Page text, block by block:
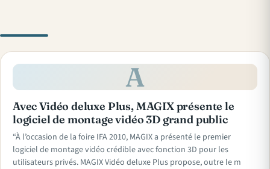
A
Avec Vidéo deluxe Plus, MAGIX présente le
logiciel de montage vidéo 3D grand public
“À l’occasion de la foire IFA 2010, MAGIX a présenté le premier
logiciel de montage vidéo crédible avec fonction 3D pour les
utilisateurs privés. MAGIX Vidéo deluxe Plus propose, outre le m